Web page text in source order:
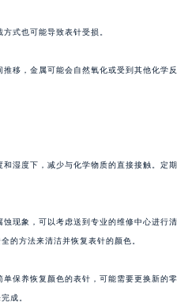
式也可能导致表针受损。
移，金属可能会自然氧化或受到其他化学反
湿度下，减少与化学物质的直接接触。定期
现象，可以考虑送到专业的维修中心进行清
的方法来清洁并恢复表针的颜色。
保养恢复颜色的表针，可能需要更换新的零
成。